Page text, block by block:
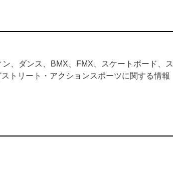
、ダンス、BMX、FMX、スケートボード、ス
トリート・アクションスポーツに関する情報